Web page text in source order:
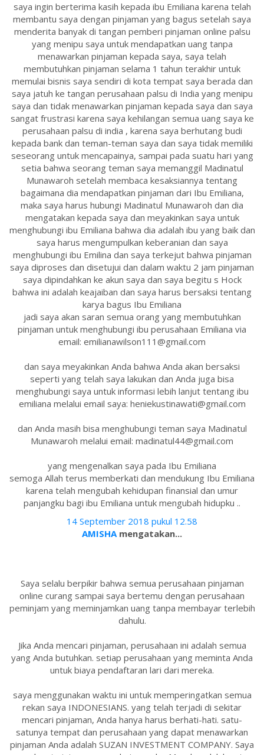
saya ingin berterima kasih kepada ibu Emiliana karena telah
membantu saya dengan pinjaman yang bagus setelah saya
menderita banyak di tangan pemberi pinjaman online palsu
yang menipu saya untuk mendapatkan uang tanpa
menawarkan pinjaman kepada saya, saya telah
membutuhkan pinjaman selama 1 tahun terakhir untuk
memulai bisnis saya sendiri di kota tempat saya berada dan
saya jatuh ke tangan perusahaan palsu di India yang menipu
saya dan tidak menawarkan pinjaman kepada saya dan saya
sangat frustrasi karena saya kehilangan semua uang saya ke
perusahaan palsu di india , karena saya berhutang budi
kepada bank dan teman-teman saya dan saya tidak memiliki
seseorang untuk mencapainya, sampai pada suatu hari yang
setia bahwa seorang teman saya memanggil Madinatul
Munawaroh setelah membaca kesaksiannya tentang
bagaimana dia mendapatkan pinjaman dari Ibu Emiliana,
maka saya harus hubungi Madinatul Munawaroh dan dia
mengatakan kepada saya dan meyakinkan saya untuk
menghubungi ibu Emiliana bahwa dia adalah ibu yang baik dan
saya harus mengumpulkan keberanian dan saya
menghubungi ibu Emilina dan saya terkejut bahwa pinjaman
saya diproses dan disetujui dan dalam waktu 2 jam pinjaman
saya dipindahkan ke akun saya dan saya begitu s Hock
bahwa ini adalah keajaiban dan saya harus bersaksi tentang
karya bagus Ibu Emiliana
jadi saya akan saran semua orang yang membutuhkan
pinjaman untuk menghubungi ibu perusahaan Emiliana via
email: emilianawilson111@gmail.com
dan saya meyakinkan Anda bahwa Anda akan bersaksi
seperti yang telah saya lakukan dan Anda juga bisa
menghubungi saya untuk informasi lebih lanjut tentang ibu
emiliana melalui email saya: heniekustinawati@gmail.com
dan Anda masih bisa menghubungi teman saya Madinatul
Munawaroh melalui email: madinatul44@gmail.com
yang mengenalkan saya pada Ibu Emiliana
semoga Allah terus memberkati dan mendukung Ibu Emiliana
karena telah mengubah kehidupan finansial dan umur
panjangku bagi ibu Emiliana untuk mengubah hidupku ..
14 September 2018 pukul 12.58
AMISHAmengatakan...
Saya selalu berpikir bahwa semua perusahaan pinjaman
online curang sampai saya bertemu dengan perusahaan
peminjam yang meminjamkan uang tanpa membayar terlebih
dahulu.
Jika Anda mencari pinjaman, perusahaan ini adalah semua
yang Anda butuhkan. setiap perusahaan yang meminta Anda
untuk biaya pendaftaran lari dari mereka.
saya menggunakan waktu ini untuk memperingatkan semua
rekan saya INDONESIANS. yang telah terjadi di sekitar
mencari pinjaman, Anda hanya harus berhati-hati. satu-
satunya tempat dan perusahaan yang dapat menawarkan
pinjaman Anda adalah SUZAN INVESTMENT COMPANY. Saya